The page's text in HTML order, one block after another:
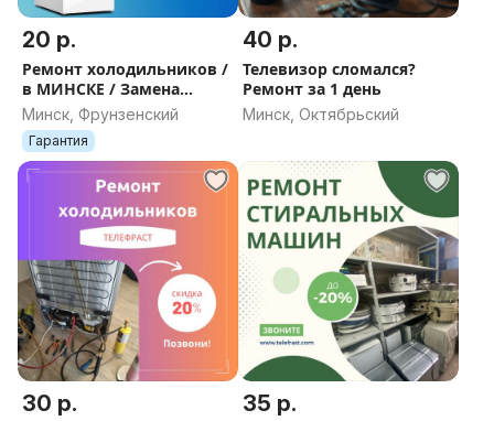
20 р.
Ремонт холодильников /
в МИНСКЕ / Замена
фреона /
Минск, Фрунзенский
Гарантия
40 р.
Телевизор сломался?
Ремонт за 1 день
Минск, Октябрьский
30 р. 35 р.